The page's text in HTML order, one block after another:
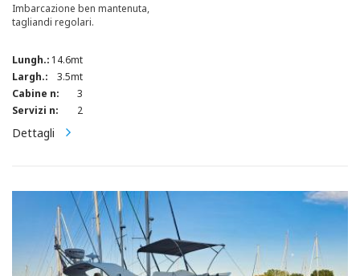
Imbarcazione ben mantenuta,
tagliandi regolari.
Lungh.: 14.6mt
Largh.:
3.5mt
Cabine n:
3
Servizi n:
2
Dettagli